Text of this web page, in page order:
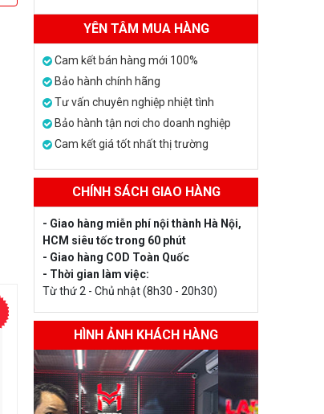
YÊN TÂM MUA HÀNG
Cam kết bán hàng mới 100%
Bảo hành chính hãng
Tư vấn chuyên nghiệp nhiệt tình
Bảo hành tận nơi cho doanh nghiệp
Cam kết giá tốt nhất thị trường
CHÍNH SÁCH GIAO HÀNG
- Giao hàng miễn phí nội thành Hà Nội,
HCM siêu tốc trong 60 phút
- Giao hàng COD Toàn Quốc
- Thời gian làm việc:
Từ thứ 2 - Chủ nhật (8h30 - 20h30)
HÌNH ẢNH KHÁCH HÀNG